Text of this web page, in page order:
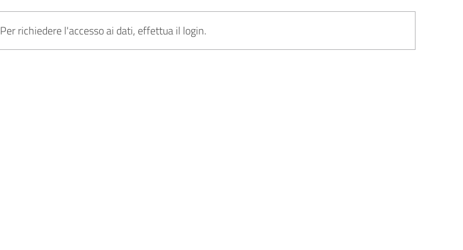
Per richiedere l'accesso ai dati, effettua il login.